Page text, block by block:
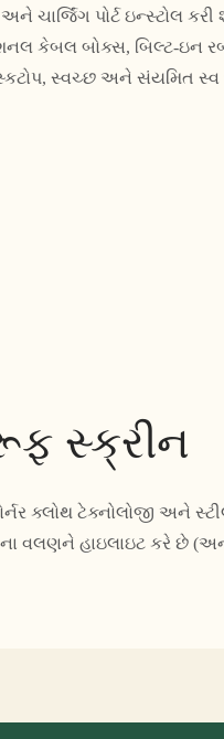
ચાર્જિંગ પોર્ટ ઇન્સ્ટોલ
કેબલ બોક્સ, બિલ્ટ-ઇન
સ્વચ્છ અને સંયમિત સ્વ
સ્ક્રીન
ક્લોથ ટેક્નોલોજી અને
વલણને હાઇલાઇટ કરે છે